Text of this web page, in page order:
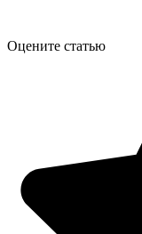
Оцените статью